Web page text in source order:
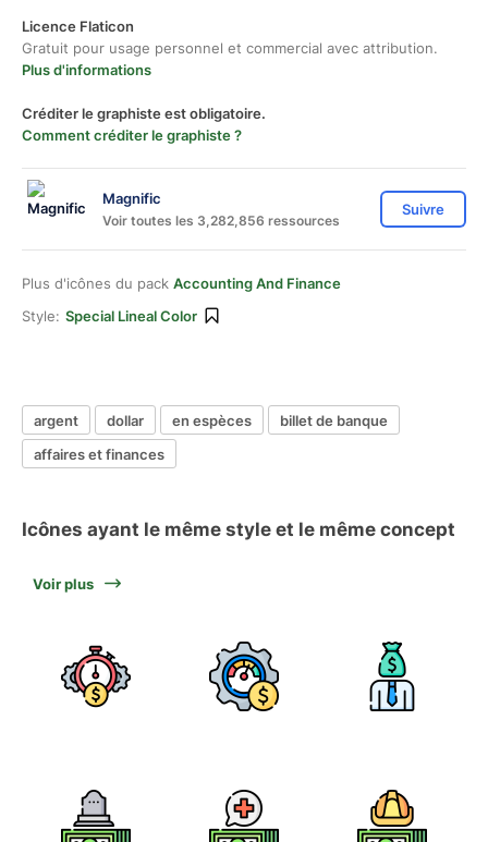
Licence Flaticon
Gratuit pour usage personnel et commercial avec attribution.
Plus d'informations
Créditer le graphiste est obligatoire.
Comment créditer le graphiste ?
Magnific
Voir toutes les 3,282,856 ressources
Suivre
Plus d'icônes du pack Accounting And Finance
Style: Special Lineal Color
argent dollar en espèces
billet de banque
affaires et finances
Icônes ayant le même style et le même concept
Voir plus